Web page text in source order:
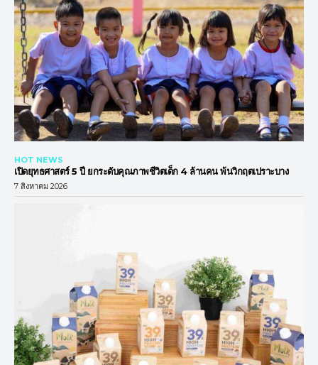
HOT NEWS
เปิดยุทธศาสตร์ 5 ปี ยกระดับคุณภาพชีวิตเด็ก 4 ล้านคน พ้นวิกฤตเปราะบาง
7 สิงหาคม 2026